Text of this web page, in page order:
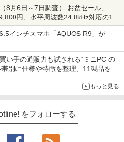
8月6日～7日調査） お盆セール、
円、水平周波数24.8kHz対応の17
さ指数連動セール ほか
インチスマホ「AQUOS R9」が
い手の通販力も試される“ミニPC”の
別に仕様や特徴を整理、11製品をピ
もっと見る
をフォローする